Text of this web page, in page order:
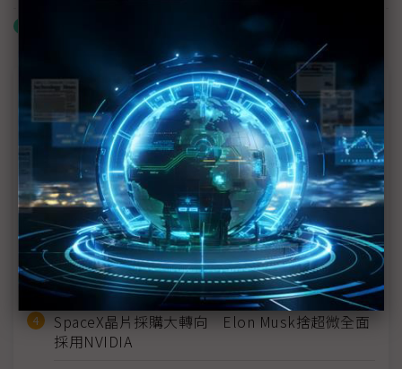
近７天熱門報導
MLCC訂單過熱、出貨比創高 村田示警全球AI基
建熱潮將趨緩
2027全年記憶體產能提前售罄 買家「祕而不
宣」只怕買不夠
英特爾EMIB良率達標 聯發科第2代ASIC產品
2028準時量產
SpaceX晶片採購大轉向 Elon Musk捨超微全面
採用NVIDIA